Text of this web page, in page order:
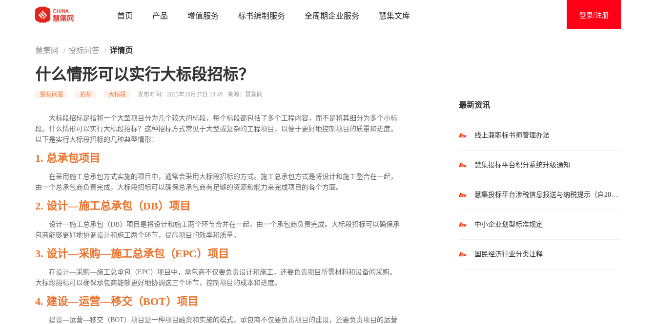
首页 产品 增值服务 标书编制服务 全周期企业服务 慧集文库 登录/注册
慧集网 / 投标问答 / 详情页
什么情形可以实行大标段招标？
投标问答 招标 大标段 发布时间：2023年10月27日 13:49 来源：慧集网
大标段招标是指将一个大型项目分为几个较大的标段，每个标段都包括了多个工程内容，而不是将其细分为多个小标
段。什么情形可以实行大标段招标？这种招标方式常见于大型或复杂的工程项目，以便于更好地控制项目的质量和进度。
以下是实行大标段招标的几种典型情形：
1. 总承包项目
在采用施工总承包方式实施的项目中，通常会采用大标段招标的方式。施工总承包方式是将设计和施工整合在一起，
由一个总承包商负责完成，大标段招标可以确保总承包商有足够的资源和能力来完成项目的各个方面。
2. 设计—施工总承包（DB）项目
设计—施工总承包（DB）项目是将设计和施工两个环节合并在一起，由一个承包商负责完成。大标段招标可以确保承
包商能够更好地协调设计和施工两个环节，提高项目的效率和质量。
3. 设计—采购—施工总承包（EPC）项目
在设计—采购—施工总承包（EPC）项目中，承包商不仅要负责设计和施工，还要负责项目所需材料和设备的采购。
大标段招标可以确保承包商能够更好地协调这三个环节，控制项目的成本和进度。
4. 建设—运营—移交（BOT）项目
建设—运营—移交（BOT）项目是一种项目融资和实施的模式，承包商不仅要负责项目的建设，还要负责项目的运营
最新资讯
线上兼职标书师管理办法
慧集投标平台积分系统升级通知
慧集投标平台涉税信息报送与纳税提示（自2025年10月1日起执行）
中小企业划型标准规定
国民经济行业分类注释